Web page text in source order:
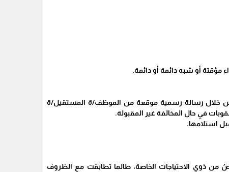
أو شبه دائمة أو دائمة.
من خلال رسالة رسمية موقعة من الموظف/ة المستقيل/ة
في حال المخالفة غير المقبولة.
استلامها.
من ذوي الاحتياجات الخاصة، طالما تطابقت مع الظروف